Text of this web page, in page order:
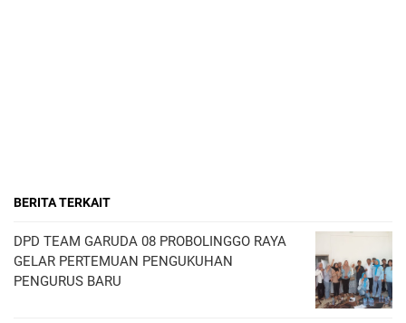
BERITA TERKAIT
DPD TEAM GARUDA 08 PROBOLINGGO RAYA
GELAR PERTEMUAN PENGUKUHAN
PENGURUS BARU